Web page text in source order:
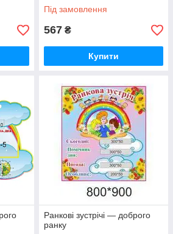
Під замовлення
567 ₴
Купити
Ранкові зустрічі — доброго
ранку